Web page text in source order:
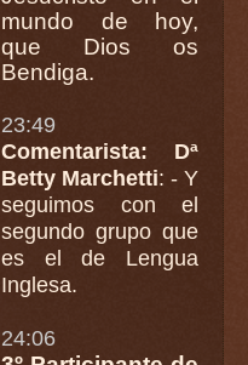
mundo de hoy,
que Dios os
Bendiga.
23:49
Comentarista: Dª
Betty Marchetti: - Y
seguimos con el
segundo grupo que
es el de Lengua
Inglesa.
24:06